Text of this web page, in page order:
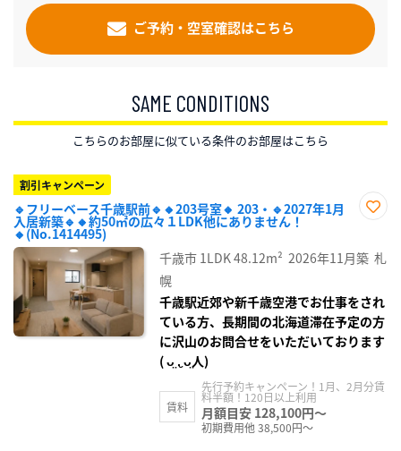
ご予約・空室確認はこちら
SAME CONDITIONS
こちらのお部屋に似ている条件のお部屋はこちら
割引キャンペーン
🔹フリーベース千歳駅前🔹🔸203号室🔸 203・🔹2027年1月
入居新築🔹🔸約50㎡の広々１LDK他にありません！
🔸(No.1414495)
り登
録
千歳市 1LDK48.12m² 2026年11月築 札
幌
千歳駅近郊や新千歳空港でお仕事をされ
ている方、長期間の北海道滞在予定の方
に沢山のお問合せをいただいております
( ᴗ̤ .̮ ᴗ̤人)
賃料
先行予約キャンペーン！1月、2月分賃
料半額！120日以上利用
月額目安 128,100円～
初期費用他 38,500円～